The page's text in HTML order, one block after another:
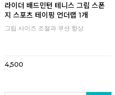
라이더 배드민턴 테니스 그립 스폰
지 스포츠 테이핑 언더랩 1개
그립 사이즈 조절과 쿠션 향상
4,500